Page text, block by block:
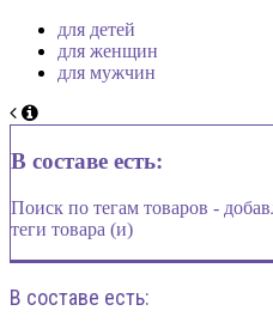
для детей
для женщин
для мужчин
В составе есть:
Поиск по тегам товаров -
теги товара (и)
В составе есть: